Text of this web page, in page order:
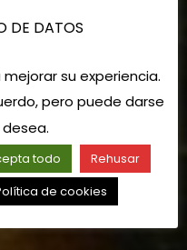
DE DATOS
su experiencia.
pero puede darse
todo
Rehusar
de cookies